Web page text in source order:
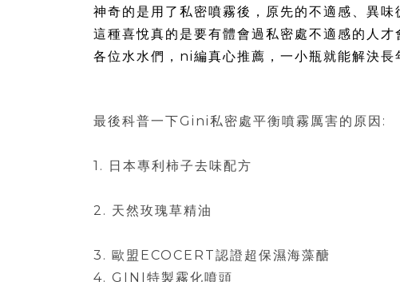
神奇的是用了私密噴霧後，原先的不適感、異
這種喜悅真的是要有體會過私密處不適感的人
各位水水們，ni編真心推薦，一小瓶就能解決長
最後科普一下Gini私密處平衡噴霧厲害的原因:
1. 日本專利柿子去味配方
2. 天然玫瑰草精油
3. 歐盟ECOCERT認證超保濕海藻醣
4. GINI特製霧化噴頭